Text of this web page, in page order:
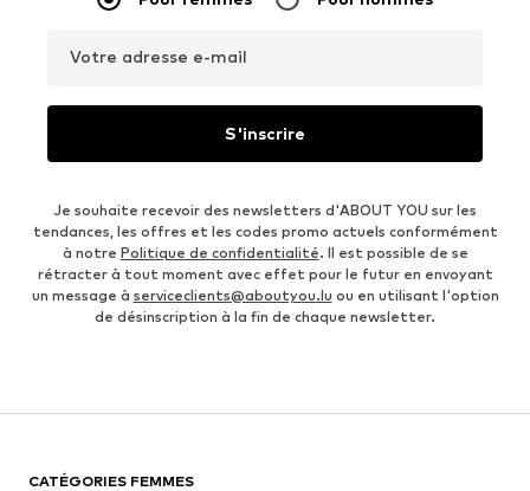
Votre adresse e-mail
S'inscrire
Je souhaite recevoir des newsletters d'ABOUT YOU sur les
tendances, les offres et les codes promo actuels conformément
à notre Politique de confidentialité. Il est possible de se
rétracter à tout moment avec effet pour le futur en envoyant
un message à serviceclients@aboutyou.lu ou en utilisant l'option
de désinscription à la fin de chaque newsletter.
CATÉGORIES FEMMES